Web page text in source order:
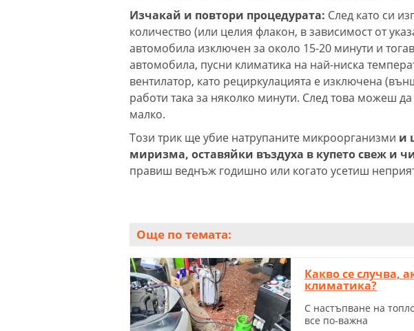
Изчакай и повтори процедурата: След като си
количество (или целия флакон, в зависимост от
автомобила изключен за около 15-20 минути и
автомобила, пусни климатика на най-ниска
вентилатор, като рециркулацията е изключена
работи така за няколко минути. След това можеш
малко.
Този трик ще убие натрупаните микроорганизми и
миризма, оставяйки въздуха в купето свеж и
правиш веднъж годишно или когато усетиш
Още по темата:
Какво се случва,
климатика?
С настъпване на
все по-важна